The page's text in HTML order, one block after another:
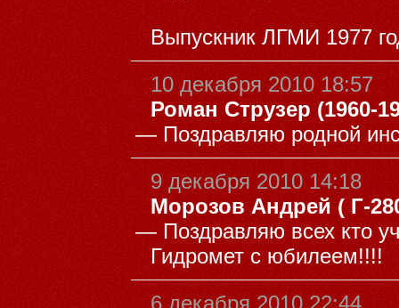
Выпускник ЛГМИ 1977
10 декабря 2010 18:57
Роман Струзер (1960-
—Поздравляю родной
9 декабря 2010 14:18
Морозов Андрей ( Г-
—Поздравляю всех кто
Гидромет с юбилеем!!!!
6 декабря 2010 22:44